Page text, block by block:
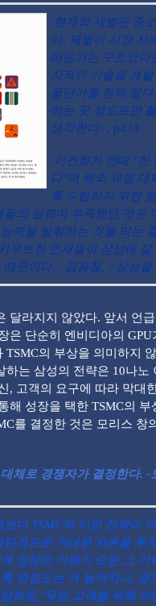
현재의 재벌은 중
다. 재벌이 시장 지
떠넘기는 구조였다
자적인 기술을 개
품단가를 정해 왔
하는 곳 정도로만
생각한다>, p433
이건희가 한때 "한
다"며 해외 유명 대
록 수립하기 위한
들의 실력이 부족했던 것은
력을 발휘하는 것을 막는
우트한 인재들이 삼성에
때문이다. _김용철, <삼성
달라지지 않았다. 앞서 언
은 단순히 엔비디아의
TSMC의 부상을 의미하지
하는 삼성의 전략은 10나
, 고객의 요구에 따라 막대
해 성장을 택한 TSMC의
를 결정한 것은 모리스 창
체로 경쟁자가 결정한다. -
보다 TSMC의 이런 전략이
단적으로 거대한 자본을 투
성장의 기회가 오면 그 기
완성도는 더 높아지니, 관
하듯 "우린 고객을 위해